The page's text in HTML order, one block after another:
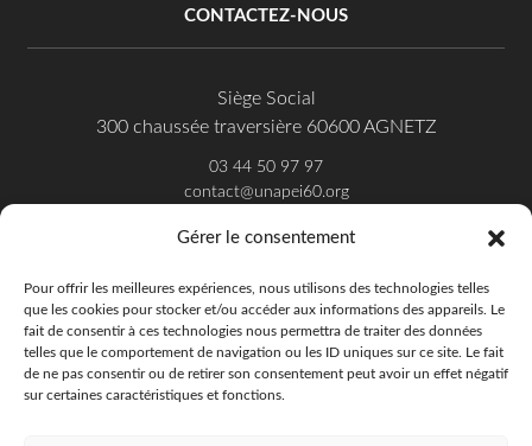
Gérer le consentement
Pour offrir les meilleures expériences, nous utilisons des technologies telles
que les cookies pour stocker et/ou accéder aux informations des appareils. Le
fait de consentir à ces technologies nous permettra de traiter des données
telles que le comportement de navigation ou les ID uniques sur ce site. Le fait
de ne pas consentir ou de retirer son consentement peut avoir un effet négatif
sur certaines caractéristiques et fonctions.
CONTACTEZ-NOUS
Siège Social
300 chaussée traversière 60600 AGNETZ
03 44 50 97 97
contact@unapei60.org